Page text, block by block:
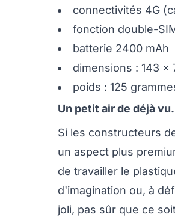
connectivités 4G
fonction double-
batterie 2400 mAh
dimensions : 143 x
poids : 125
Un petit air de déjà
Si les constructeurs
un aspect plus
de travailler le
d'imagination ou, à
joli, pas sûr que ce